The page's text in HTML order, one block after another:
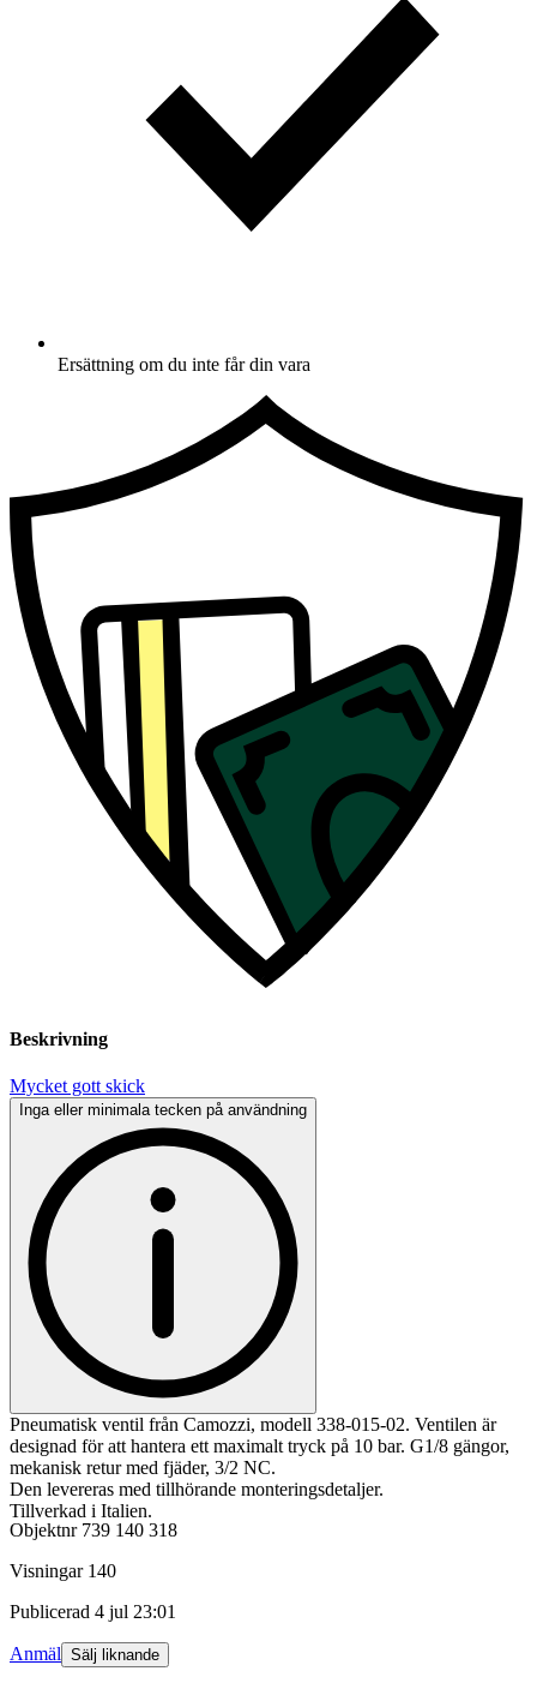
Ersättning om du inte får din vara
Beskrivning
Mycket gott skick
Inga eller minimala tecken på användning
Pneumatisk ventil från Camozzi, modell 338-015-02. Ventilen är
designad för att hantera ett maximalt tryck på 10 bar. G1/8 gängor,
mekanisk retur med fjäder, 3/2 NC.
Den levereras med tillhörande monteringsdetaljer.
Tillverkad i Italien.
Objektnr 739 140 318
Visningar 140
Publicerad 4 jul 23:01
Anmäl Sälj liknande